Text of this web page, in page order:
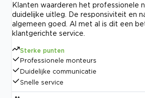
Klanten waarderen het professionele
duidelijke uitleg. De responsiviteit en
algemeen goed. Al met al is dit een
klantgerichte service.
Sterke punten
Professionele monteurs
Duidelijke communicatie
Snelle service